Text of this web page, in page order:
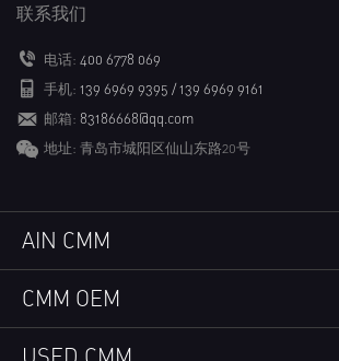
联系我们
电话: 400 6778 069
手机: 139 6969 9395 / 139 6969 9161
邮箱: 83186668@qq.com
地址: 青岛市城阳区仙山东路20号
AIN CMM
CMM OEM